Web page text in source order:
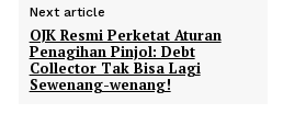
Next article
OJK Resmi Perketat Aturan
Penagihan Pinjol: Debt
Collector Tak Bisa Lagi
Sewenang-wenang!